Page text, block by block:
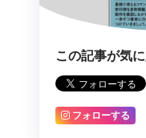
この記事が気
フォローする